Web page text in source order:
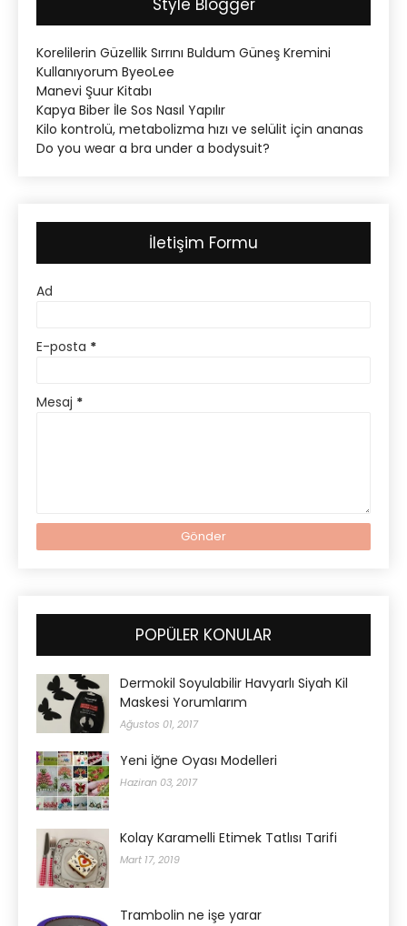
Style Blogger
Korelilerin Güzellik Sırrını Buldum Güneş Kremini
Kullanıyorum ByeoLee
Manevi Şuur Kitabı
Kapya Biber İle Sos Nasıl Yapılır
Kilo kontrolü, metabolizma hızı ve selülit için ananas
Do you wear a bra under a bodysuit?
İletişim Formu
Ad
E-posta *
Mesaj *
POPÜLER KONULAR
Dermokil Soyulabilir Havyarlı Siyah Kil
Maskesi Yorumlarım
Ağustos 01, 2017
Yeni İğne Oyası Modelleri
Haziran 03, 2017
Kolay Karamelli Etimek Tatlısı Tarifi
Mart 17, 2019
Trambolin ne işe yarar